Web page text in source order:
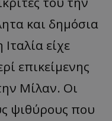
και δημόσια
είχε
επικείμενης
Μίλαν. Οι
ψιθύρους που